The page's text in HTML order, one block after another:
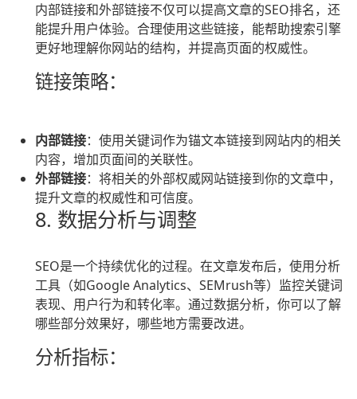
内部链接和外部链接不仅可以提高文章的SEO排名，还
能提升用户体验。合理使用这些链接，能帮助搜索引擎
更好地理解你网站的结构，并提高页面的权威性。
链接策略：
内部链接：使用关键词作为锚文本链接到网站内的相关
内容，增加页面间的关联性。
外部链接：将相关的外部权威网站链接到你的文章中，
提升文章的权威性和可信度。
8. 数据分析与调整
SEO是一个持续优化的过程。在文章发布后，使用分析
工具（如Google Analytics、SEMrush等）监控关键词
表现、用户行为和转化率。通过数据分析，你可以了解
哪些部分效果好，哪些地方需要改进。
分析指标：